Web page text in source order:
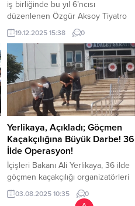
iş birliğinde bu yıl 6’ncısı
düzenlenen Özgür Aksoy Tiyatro
Günleri, sanat dolu beş günün
ardından sona erdi. Gemlik’te artık
gelenekselleşen tiyatro günleri
kapsamında altı oyun
tiyatroseverlerle buluştu.
Geçtiğimiz pazar günü Bursa Şehir
Tiyatrosu’nun çocuklar için
sahnelediği “Pırtlatan Bal” oyunu ile
Barosu Yırtık...
19.12.2025 15:38 0
Yerlikaya, Açıkladı; Göçmen
Kaçakçılığına Büyük Darbe! 36
İlde Operasyon!
İçişleri Bakanı Ali Yerlikaya, 36 ilde
göçmen kaçakçılığı organizatörleri
ve düzensiz göçe yönelik
operasyon yapıldı. Yapılan
03.08.2025 10:35 0